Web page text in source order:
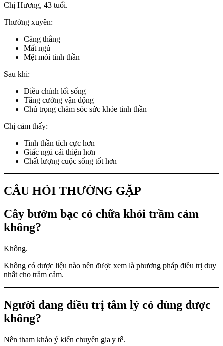
Chị Hương, 43 tuổi.
Thường xuyên:
Căng thẳng
Mất ngủ
Mệt mỏi tinh thần
Sau khi:
Điều chỉnh lối sống
Tăng cường vận động
Chú trọng chăm sóc sức khỏe tinh thần
Chị cảm thấy:
Tinh thần tích cực hơn
Giấc ngủ cải thiện hơn
Chất lượng cuộc sống tốt hơn
CÂU HỎI THƯỜNG GẶP
Cây bướm bạc có chữa khỏi trầm cảm
không?
Không.
Không có dược liệu nào nên được xem là phương pháp điều trị duy
nhất cho trầm cảm.
Người đang điều trị tâm lý có dùng được
không?
Nên tham khảo ý kiến chuyên gia y tế.